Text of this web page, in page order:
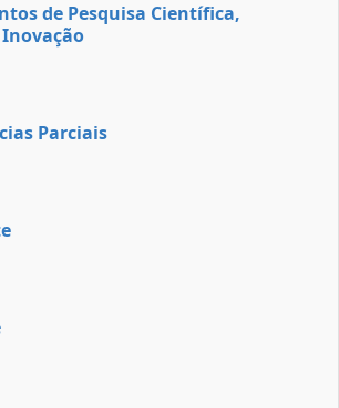
de Pesquisa Científica,
Inovação
Parciais